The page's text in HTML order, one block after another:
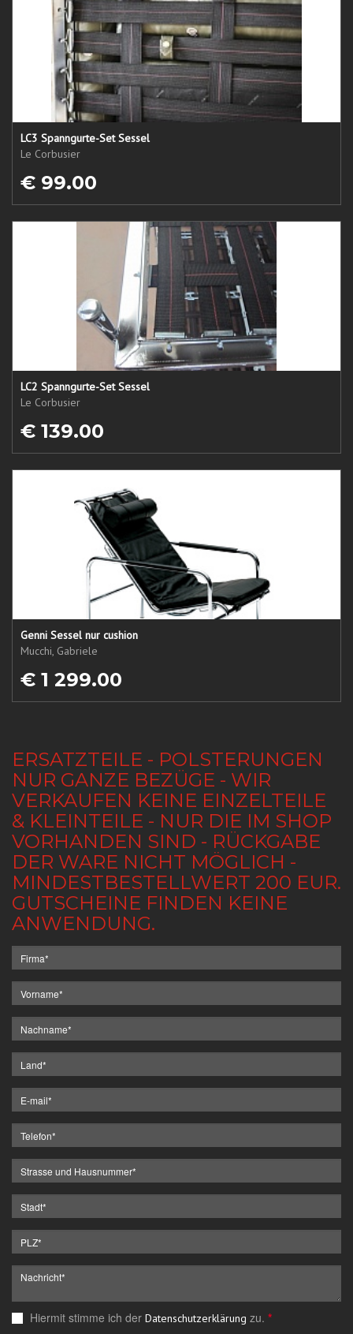
LC3 Spanngurte-Set Sessel
Le Corbusier
€ 99.00
LC2 Spanngurte-Set Sessel
Le Corbusier
€ 139.00
Genni Sessel nur cushion
Mucchi, Gabriele
€ 1 299.00
ERSATZTEILE - POLSTERUNGEN
NUR GANZE BEZÜGE - WIR
VERKAUFEN KEINE EINZELTEILE
& KLEINTEILE - NUR DIE IM SHOP
VORHANDEN SIND - RÜCKGABE
DER WARE NICHT MÖGLICH -
MINDESTBESTELLWERT 200 EUR.
GUTSCHEINE FINDEN KEINE
ANWENDUNG.
Hiermit stimme ich der Datenschutzerklärung zu. *